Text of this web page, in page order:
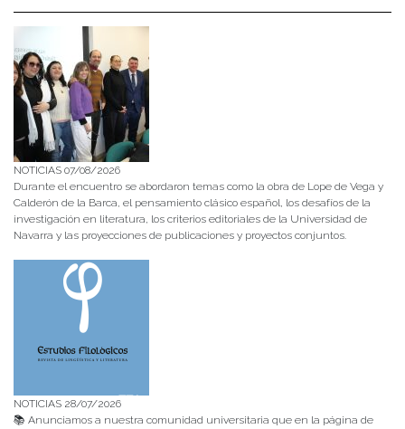
NOTICIAS 07/08/2026
Durante el encuentro se abordaron temas como la obra de Lope de Vega y
Calderón de la Barca, el pensamiento clásico español, los desafíos de la
investigación en literatura, los criterios editoriales de la Universidad de
Navarra y las proyecciones de publicaciones y proyectos conjuntos.
NOTICIAS 28/07/2026
📚 Anunciamos a nuestra comunidad universitaria que en la página de